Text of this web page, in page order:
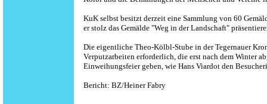
KuK selbst besitzt derzeit eine Sammlung von 60
er stolz das Gemälde "Weg in der Landschaft"
Die eigentliche Theo-Kölbl-Stube in der Tegernauer
Verputzarbeiten erforderlich, die erst nach dem Winter
Einweihungsfeier geben, wie Hans Viardot den
Bericht: BZ/Heiner Fabry